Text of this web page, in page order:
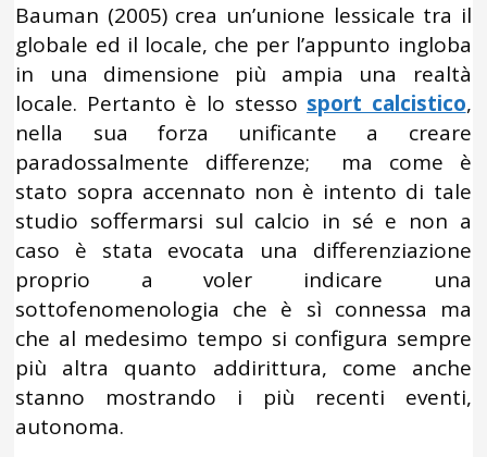
Bauman (2005) crea un’unione lessicale tra il
globale ed il locale, che per l’appunto ingloba
in una dimensione più ampia una realtà
locale. Pertanto è lo stesso sport calcistico,
nella sua forza unificante a creare
paradossalmente differenze; ma come è
stato sopra accennato non è intento di tale
studio soffermarsi sul calcio in sé e non a
caso è stata evocata una differenziazione
proprio a voler indicare una
sottofenomenologia che è sì connessa ma
che al medesimo tempo si configura sempre
più altra quanto addirittura, come anche
stanno mostrando i più recenti eventi,
autonoma.